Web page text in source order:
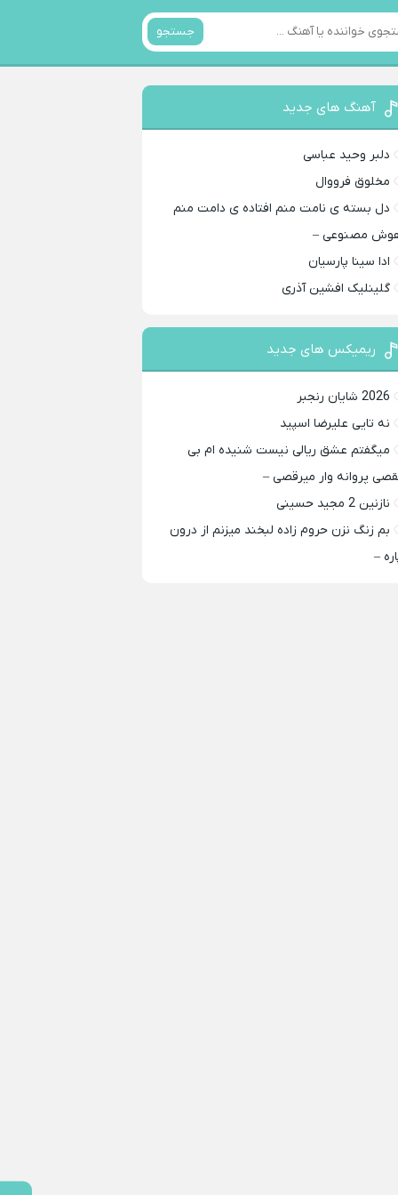
جستجو
آهنگ های جدید
دلبر وحید عباسی
مخلوق فرووال
دل بسته ی نامت منم افتاده ی دامت منم
مصنوعی –
ادا سینا پارسیان
گلینلیک افشین آذری
ریمیکس های جدید
2026 شایان رنجبر
نه تایی علیرضا اسپید
میگفتم عشق ریالی نیست شنیده ام بی
پروانه وار میرقصی –
نازنین 2 مجید حسینی
بم زنگ نزن حروم زاده لبخند میزنم از درون
–